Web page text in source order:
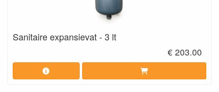
Sanitaire expansievat - 3 lt
€ 203.00